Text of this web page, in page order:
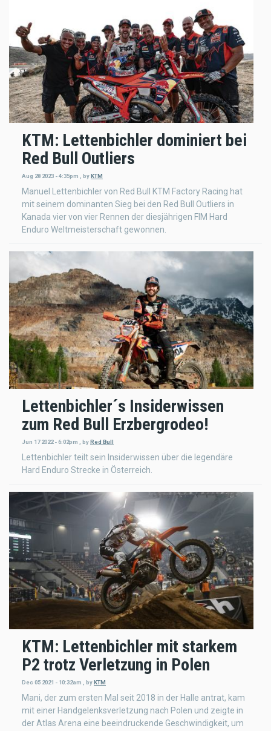
KTM: Lettenbichler dominiert bei
Red Bull Outliers
Aug 28 2023 - 4:35pm byKTM
Manuel Lettenbichler von Red Bull KTM Factory Racing hat
mit seinem dominanten Sieg bei den Red Bull Outliers in
Kanada vier von vier Rennen der diesjährigen FIM Hard
Enduro Weltmeisterschaft gewonnen.
Lettenbichler´s Insiderwissen
zum Red Bull Erzbergrodeo!
Jun 17 2022 - 6:02pm byRed Bull
Lettenbichler teilt sein Insiderwissen über die legendäre
Hard Enduro Strecke in Österreich.
KTM: Lettenbichler mit starkem
P2 trotz Verletzung in Polen
Dec 05 2021 - 10:32am byKTM
Mani, der zum ersten Mal seit 2018 in der Halle antrat, kam
mit einer Handgelenksverletzung nach Polen und zeigte in
der Atlas Arena eine beeindruckende Geschwindigkeit, um